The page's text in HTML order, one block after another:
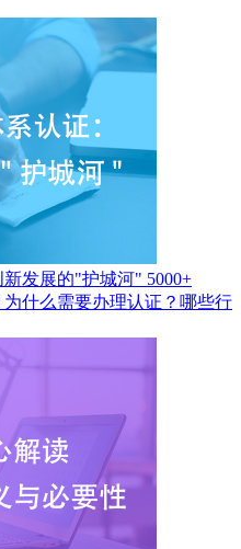
发展的"护城河" 5000+
什么需要办理认证？哪些行